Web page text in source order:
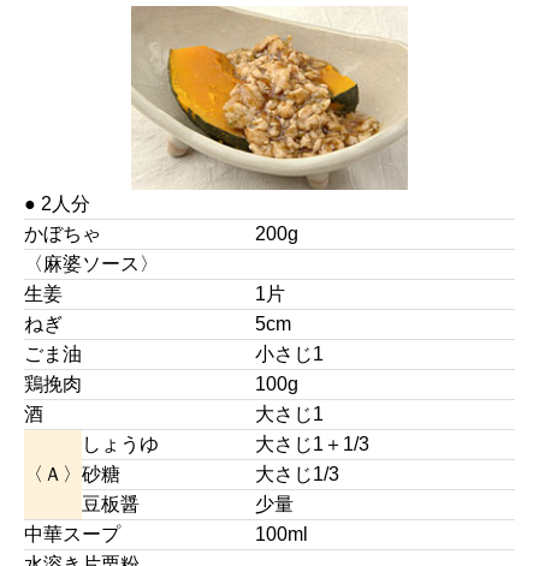
● 2人分
かぼちゃ
200g
〈麻婆ソース〉
生姜
1片
ねぎ
5cm
ごま油
小さじ1
鶏挽肉
100g
酒
大さじ1
〈Ａ〉
しょうゆ
大さじ1＋1/3
砂糖
大さじ1/3
豆板醤
少量
中華スープ
100ml